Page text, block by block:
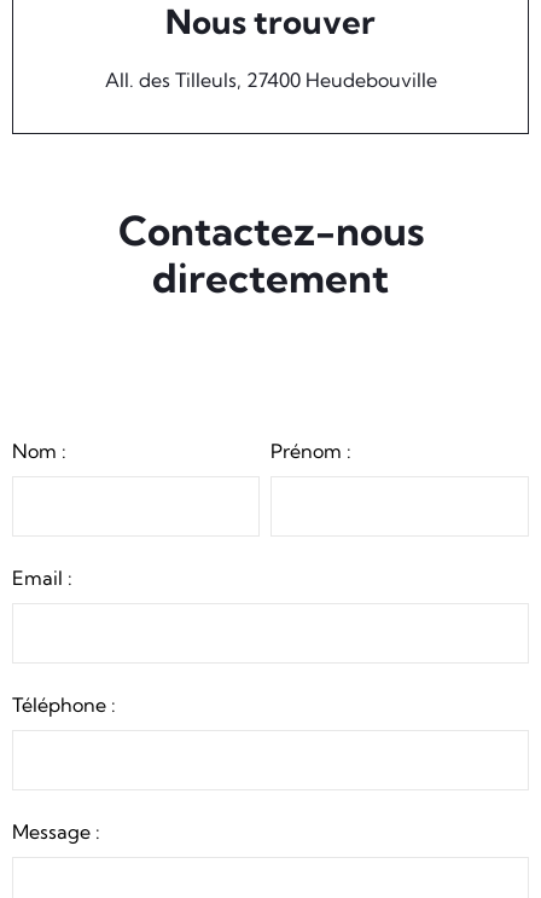
Nous trouver
All. des Tilleuls, 27400 Heudebouville
Contactez-nous
directement
Nom : Prénom :
Email :
Téléphone :
Message :